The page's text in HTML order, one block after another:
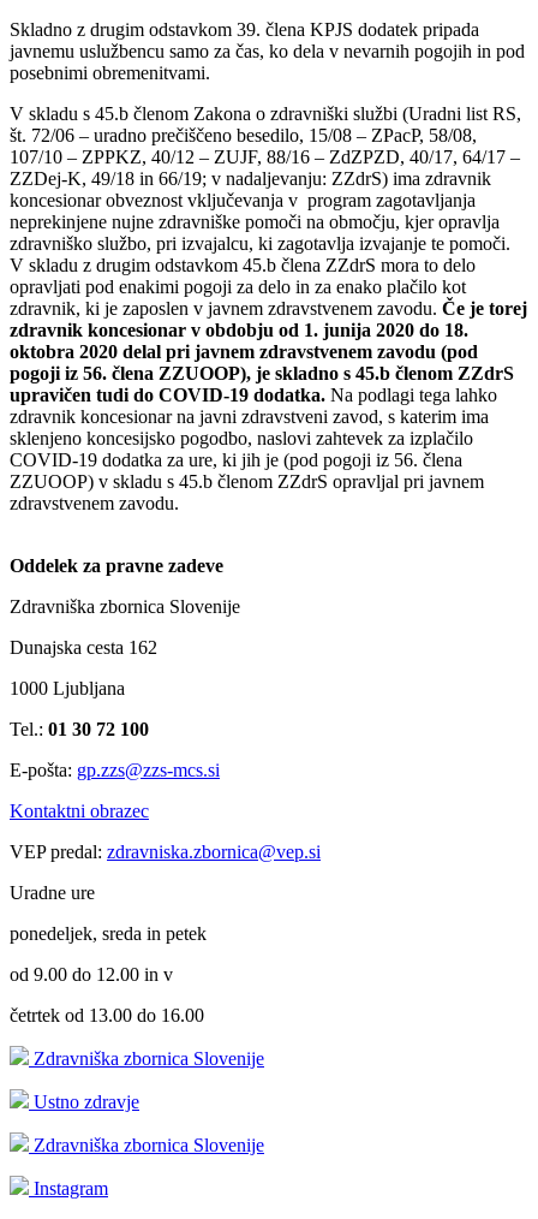
Skladno z drugim odstavkom 39. člena KPJS dodatek pripada
javnemu uslužbencu samo za čas, ko dela v nevarnih pogojih in pod
posebnimi obremenitvami.
V skladu s 45.b členom Zakona o zdravniški službi (Uradni list RS,
št. 72/06 – uradno prečiščeno besedilo, 15/08 – ZPacP, 58/08,
107/10 – ZPPKZ, 40/12 – ZUJF, 88/16 – ZdZPZD, 40/17, 64/17 –
ZZDej-K, 49/18 in 66/19; v nadaljevanju: ZZdrS) ima zdravnik
koncesionar obveznost vključevanja v program zagotavljanja
neprekinjene nujne zdravniške pomoči na območju, kjer opravlja
zdravniško službo, pri izvajalcu, ki zagotavlja izvajanje te pomoči.
V skladu z drugim odstavkom 45.b člena ZZdrS mora to delo
opravljati pod enakimi pogoji za delo in za enako plačilo kot
zdravnik, ki je zaposlen v javnem zdravstvenem zavodu. Če je torej
zdravnik koncesionar v obdobju od 1. junija 2020 do 18.
oktobra 2020 delal pri javnem zdravstvenem zavodu (pod
pogoji iz 56. člena ZZUOOP), je skladno s 45.b členom ZZdrS
upravičen tudi do COVID-19 dodatka. Na podlagi tega lahko
zdravnik koncesionar na javni zdravstveni zavod, s katerim ima
sklenjeno koncesijsko pogodbo, naslovi zahtevek za izplačilo
COVID-19 dodatka za ure, ki jih je (pod pogoji iz 56. člena
ZZUOOP) v skladu s 45.b členom ZZdrS opravljal pri javnem
zdravstvenem zavodu.
Oddelek za pravne zadeve
Zdravniška zbornica Slovenije
Dunajska cesta 162
1000 Ljubljana
Tel.: 01 30 72 100
E-pošta: gp.zzs@zzs-mcs.si
Kontaktni obrazec
VEP predal: zdravniska.zbornica@vep.si
Uradne ure
ponedeljek, sreda in petek
od 9.00 do 12.00 in v
četrtek od 13.00 do 16.00
Zdravniška zbornica Slovenije
Ustno zdravje
Zdravniška zbornica Slovenije
Instagram